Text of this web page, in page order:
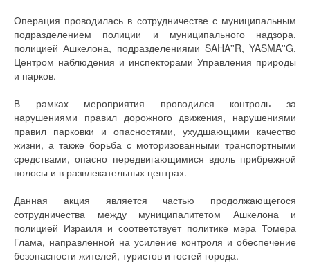
Операция проводилась в сотрудничестве с муниципальным
подразделением полиции и муниципального надзора,
полицией Ашкелона, подразделениями SAHA''R, YASMA''G,
Центром наблюдения и инспекторами Управления природы
и парков.
В рамках мероприятия проводился контроль за
нарушениями правил дорожного движения, нарушениями
правил парковки и опасностями, ухудшающими качество
жизни, а также борьба с моторизованными транспортными
средствами, опасно передвигающимися вдоль прибрежной
полосы и в развлекательных центрах.
Данная акция является частью продолжающегося
сотрудничества между муниципалитетом Ашкелона и
полицией Израиля и соответствует политике мэра Томера
Глама, направленной на усиление контроля и обеспечение
безопасности жителей, туристов и гостей города.